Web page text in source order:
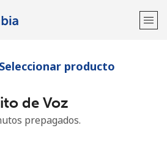
cuenta?Inicia sesión →
producto
de Voz
prepagados.